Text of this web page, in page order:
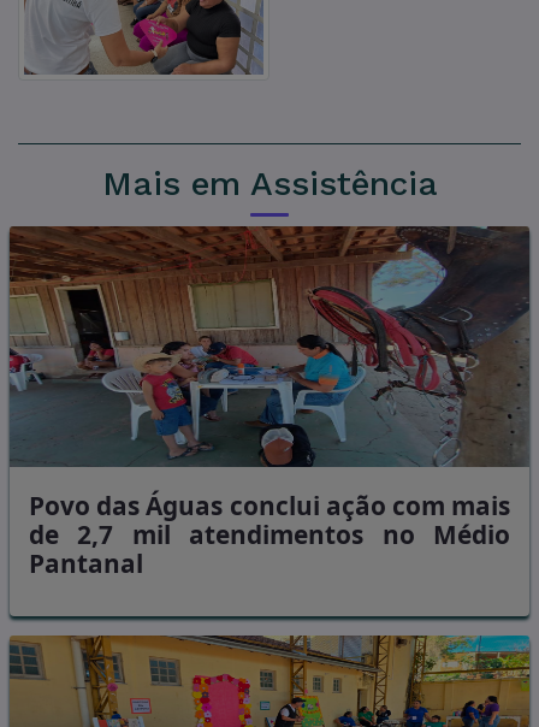
Mais em Assistência
Povo das Águas conclui ação com mais
de 2,7 mil atendimentos no Médio
Pantanal